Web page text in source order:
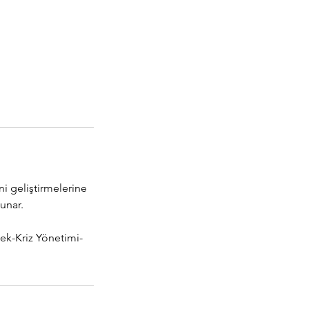
geliştirmelerine
Kriz Yönetimi-